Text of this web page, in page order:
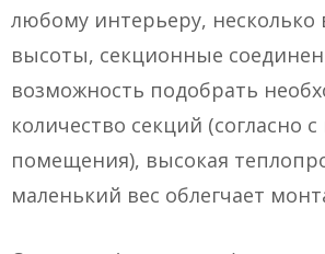
любому интерьеру, несколько
высоты, секционные
возможность подобрать
количество секций (согласно
помещения), высокая
маленький вес облегчает